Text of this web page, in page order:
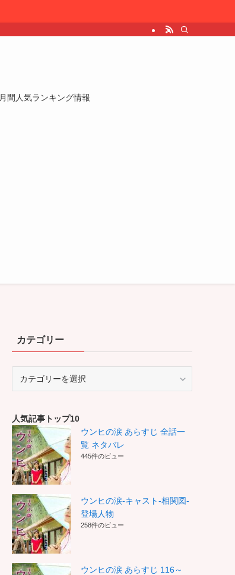
月間人気ランキング情報
カテゴリー
ー
人気記事トップ10
ウンヒの涙 あらすじ 全話一
覧 ネタバレ
445件のビュー
ウンヒの涙-キャスト-相関図-
登場人物
258件のビュー
ウンヒの涙 あらすじ 116～